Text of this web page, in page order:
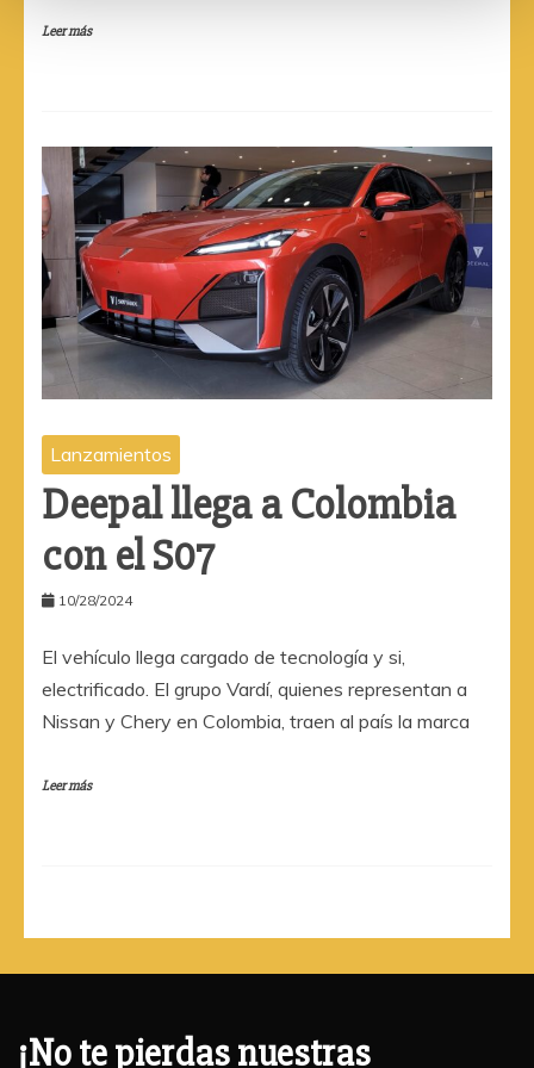
Leer más
Lanzamientos
Deepal llega a Colombia
con el S07
10/28/2024
El vehículo llega cargado de tecnología y si,
electrificado. El grupo Vardí, quienes representan a
Nissan y Chery en Colombia, traen al país la marca
Leer más
¡No te pierdas nuestras